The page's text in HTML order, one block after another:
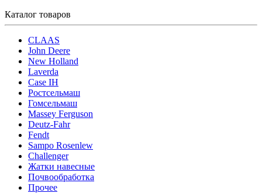
Каталог товаров
CLAAS
John Deere
New Holland
Laverda
Case IH
Ростсельмаш
Гомсельмаш
Massey Ferguson
Deutz-Fahr
Fendt
Sampo Rosenlew
Challenger
Жатки навесные
Почвообработка
Прочее